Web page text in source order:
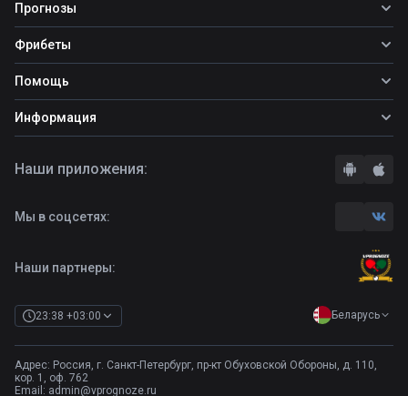
Прогнозы
Все прогнозы
Топ ставок
Прогнозы на футбол
Фрибеты
Фрибеты
Помощь
Школа ставок
Вопросы и ответы
Информация
Правила
Контакты
Наши партнеры:
23:38 +03:00 Беларусь
Адрес: Россия, г. Санкт-Петербург, пр-кт Обуховской Обороны, д. 110,
кор. 1, оф. 762
Email: admin@vprognoze.ru
Наши приложения:
Мы в соцсетях: